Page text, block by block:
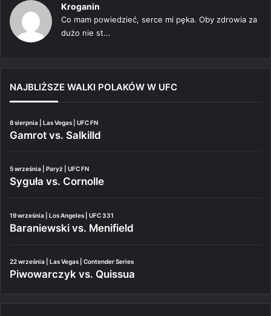
Kroganin
Co mam powiedzieć, serce mi pęka. Oby zdrowia za
dużo nie st...
NAJBLIŻSZE WALKI POLAKÓW W UFC
8 sierpnia | Las Vegas | UFC FN
Gamrot vs. Salkilld
5 września | Paryż | UFC FN
Syguła vs. Cornolle
19 września | Los Angeles | UFC 331
Baraniewski vs. Menifield
22 września | Las Vegas | Contender Series
Piwowarczyk vs. Quissua